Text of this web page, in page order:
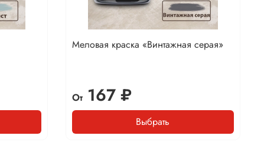
Меловая краска «Винтажная серая»
От167 ₽
Выбрать